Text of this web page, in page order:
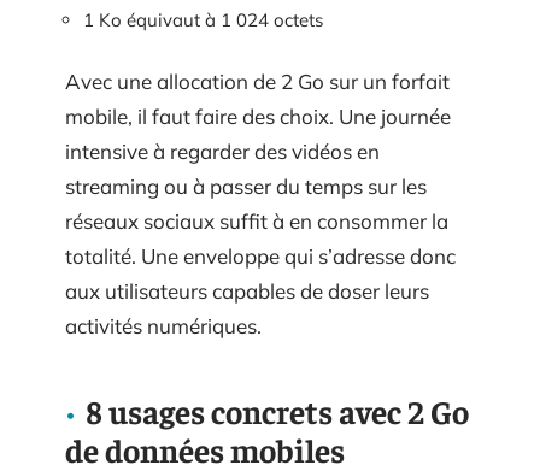
1 Ko équivaut à 1 024 octets
Avec une allocation de 2 Go sur un forfait
mobile, il faut faire des choix. Une journée
intensive à regarder des vidéos en
streaming ou à passer du temps sur les
réseaux sociaux suffit à en consommer la
totalité. Une enveloppe qui s’adresse donc
aux utilisateurs capables de doser leurs
activités numériques.
8 usages concrets avec 2 Go
de données mobiles